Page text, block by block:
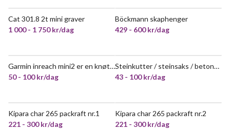
VELDIG POPULÆR
Cat 301.8 2t mini graver
1 000 - 1 750 kr/dag
VELDIG POPULÆR
Böckmann skaphenger
429 - 600 kr/dag
Garmin inreach mini2 er en knøttliten (111g) satellittkommunikasjonsenhet og gps.
50 - 100 kr/dag
POPULÆR
Steinkutter / steinsaks / betonghellekutter
43 - 100 kr/dag
VELDIG POPULÆR
Kipara char 265 packraft nr.1
221 - 300 kr/dag
VELDIG POPULÆR
Kipara char 265 packraft nr.2
221 - 300 kr/dag